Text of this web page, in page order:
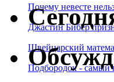
Почему невесте
Джастин Бибер
Швейцарский
Подбородок - самый